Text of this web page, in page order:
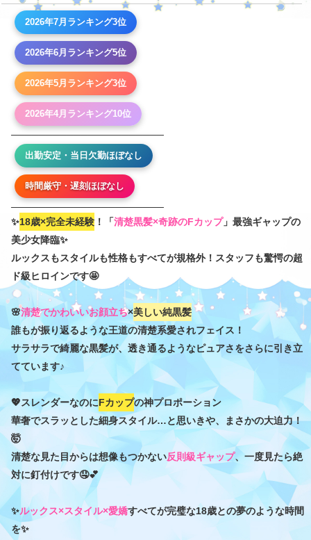
2026年7月ランキング3位
2026年6月ランキング5位
2026年5月ランキング3位
2026年4月ランキング10位
──────────────────────
出勤安定・当日欠勤ほぼなし
時間厳守・遅刻ほぼなし
──────────────────────
✨18歳×完全未経験 ！「清楚黒髪×奇跡のFカップ」最強ギャップの
美少女降臨✨
ルックスもスタイルも性格もすべてが規格外！スタッフも驚愕の超
ド級ヒロインです🤩
🌸清楚でかわいいお顔立ち×美しい純黒髪
誰もが振り返るような王道の清楚系愛されフェイス！
サラサラで綺麗な黒髪が、透き通るようなピュアさをさらに引き立
てています♪
💖スレンダーなのにFカップの神プロポーション
華奢でスラッとした細身スタイル…と思いきや、まさかの大迫力！
🤯
清楚な見た目からは想像もつかない反則級ギャップ、一度見たら絶
対に釘付けです🤤💕
✨ルックス×スタイル×愛嬌すべてが完璧な18歳との夢のような時間
を✨